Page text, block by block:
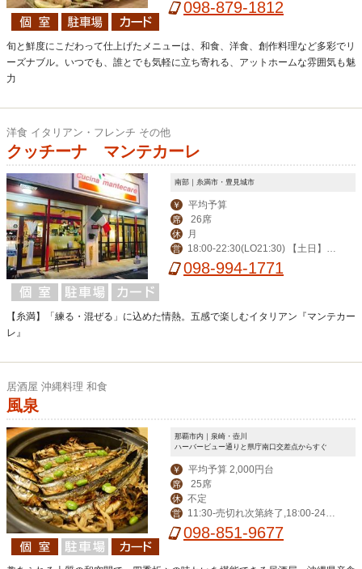
098-879-1812
旬と鮮度にこだわって仕上げたメニューは、和食、洋食、創作料理など多彩でリ
ーズナブル。いつでも、誰とでも気軽に立ち寄れる、アットホームな雰囲気も魅
力
洋食 イタリアン・フレンチ その他
クッチーナ マンテカーレ
南部｜糸満市・豊見城市
￥ 平均予算
席 26席
休 月
営
18:00-22:30(LO21:30) 【土日】 1
2:00-15:00(LO14:00) 18:00-22:30(LO
098-994-1771
【糸満】「練る・混ぜる」に込めた情熱。五感で楽しむイタリアン『マンテカー
レ』
居酒屋 沖縄料理 和食
風泉
那覇市内｜泉崎・壺川
ハーバービュー通りと県庁南口交差点からすぐ
￥ 平均予算 2,000円台
席 25席
休 不定
営
11:30-売切れ次第終了,18:00-24:0
0（LO 23:30）
098-851-9677